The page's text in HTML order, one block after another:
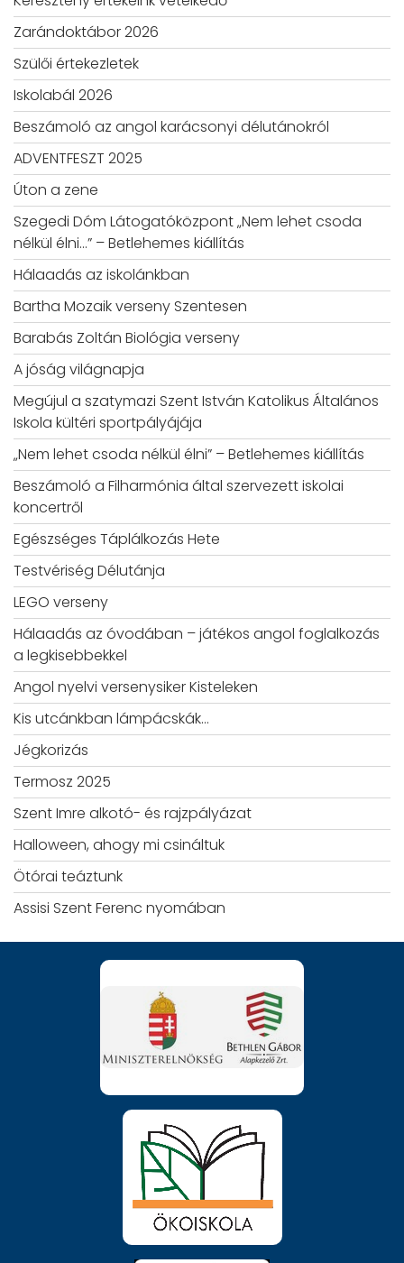
Zarándoktábor 2026
Szülői értekezletek
Iskolabál 2026
Beszámoló az angol karácsonyi délutánokról
ADVENTFESZT 2025
Úton a zene
Szegedi Dóm Látogatóközpont „Nem lehet csoda
nélkül élni…” – Betlehemes kiállítás
Hálaadás az iskolánkban
Bartha Mozaik verseny Szentesen
Barabás Zoltán Biológia verseny
A jóság világnapja
Megújul a szatymazi Szent István Katolikus Általános
Iskola kültéri sportpályájája
„Nem lehet csoda nélkül élni” – Betlehemes kiállítás
Beszámoló a Filharmónia által szervezett iskolai
koncertről
Egészséges Táplálkozás Hete
Testvériség Délutánja
LEGO verseny
Hálaadás az óvodában – játékos angol foglalkozás
a legkisebbekkel
Angol nyelvi versenysiker Kisteleken
Kis utcánkban lámpácskák…
Jégkorizás
Termosz 2025
Szent Imre alkotó- és rajzpályázat
Halloween, ahogy mi csináltuk
Ötórai teáztunk
Assisi Szent Ferenc nyomában